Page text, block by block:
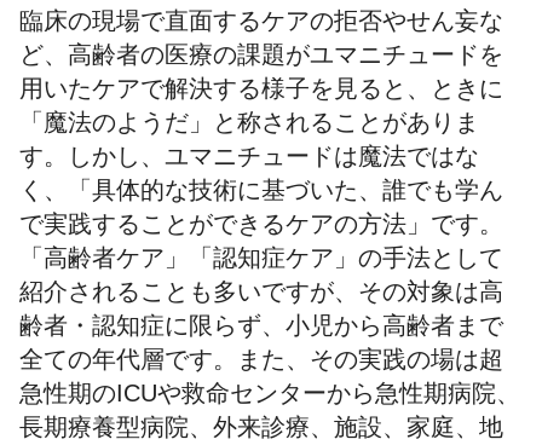
臨床の現場で直面するケアの拒否やせん妄な
ど、高齢者の医療の課題がユマニチュードを
用いたケアで解決する様子を見ると、ときに
「魔法のようだ」と称されることがありま
す。しかし、ユマニチュードは魔法ではな
く、「具体的な技術に基づいた、誰でも学ん
で実践することができるケアの方法」です。
「高齢者ケア」「認知症ケア」の手法として
紹介されることも多いですが、その対象は高
齢者・認知症に限らず、小児から高齢者まで
全ての年代層です。また、その実践の場は超
急性期のICUや救命センターから急性期病院、
長期療養型病院、外来診療、施設、家庭、地